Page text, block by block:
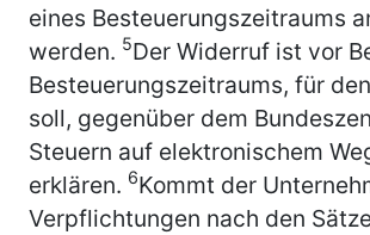
eines Besteuerungszeitraums
werden. 5Der Widerruf ist vor
Besteuerungszeitraums, für
soll, gegenüber dem
Steuern auf elektronischem
erklären. 6Kommt der
Verpflichtungen nach den